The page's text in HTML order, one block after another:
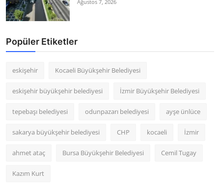
Ağustos 7, 2026
Popüler Etiketler
eskişehir Kocaeli Büyükşehir Belediyesi
eskişehir büyükşehir belediyesi İzmir Büyükşehir Belediyesi
tepebaşı belediyesi odunpazarı belediyesi ayşe ünlüce
sakarya büyükşehir belediyesi CHP kocaeli İzmir
ahmet ataç Bursa Büyükşehir Belediyesi Cemil Tugay
Kazım Kurt